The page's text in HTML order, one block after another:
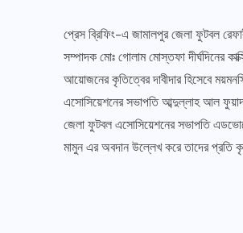
প্রেস ব্রিফিং-এ জামালপুর জেলা ফুটবল
সম্পাদক মোঃ গোলাম মোস্তফা দীর্ঘদিনের
আয়োজনের কৃতিত্বের দাবীদার হিসেবে
এসোসিয়েশনের সভাপতি আব্দুল্লাহ আল
জেলা ফুটবল এসোসিয়েশনের সভাপতি
মামুন এর অবদান উল্লেখ করে তাদের প্রতি